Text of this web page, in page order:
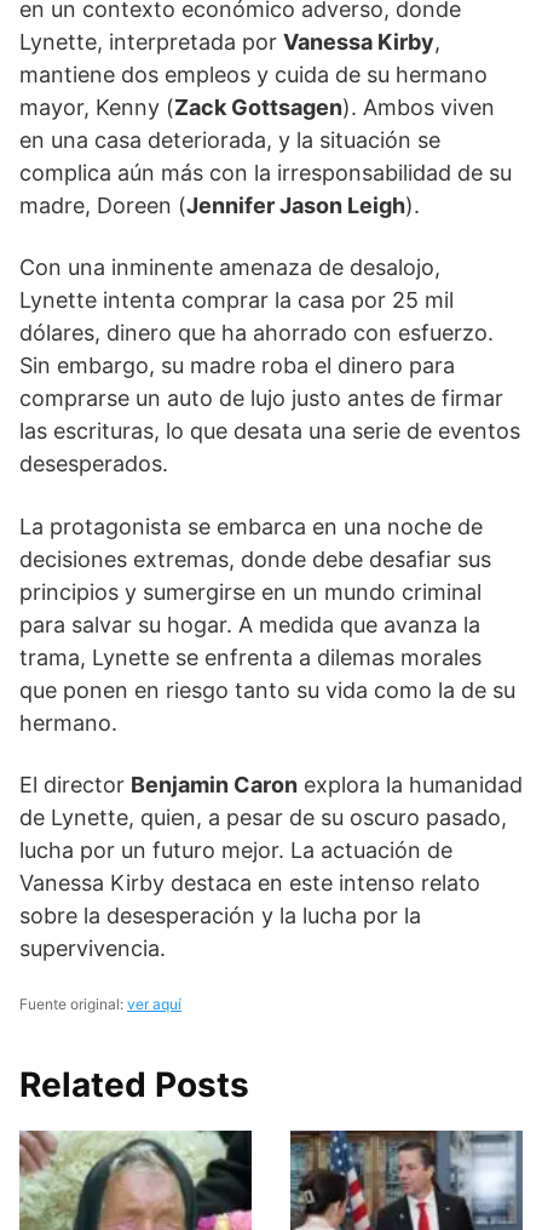
en un contexto económico adverso, donde
Lynette, interpretada por Vanessa Kirby,
mantiene dos empleos y cuida de su hermano
mayor, Kenny (Zack Gottsagen). Ambos viven
en una casa deteriorada, y la situación se
complica aún más con la irresponsabilidad de su
madre, Doreen (Jennifer Jason Leigh).
Con una inminente amenaza de desalojo,
Lynette intenta comprar la casa por 25 mil
dólares, dinero que ha ahorrado con esfuerzo.
Sin embargo, su madre roba el dinero para
comprarse un auto de lujo justo antes de firmar
las escrituras, lo que desata una serie de eventos
desesperados.
La protagonista se embarca en una noche de
decisiones extremas, donde debe desafiar sus
principios y sumergirse en un mundo criminal
para salvar su hogar. A medida que avanza la
trama, Lynette se enfrenta a dilemas morales
que ponen en riesgo tanto su vida como la de su
hermano.
El director Benjamin Caron explora la humanidad
de Lynette, quien, a pesar de su oscuro pasado,
lucha por un futuro mejor. La actuación de
Vanessa Kirby destaca en este intenso relato
sobre la desesperación y la lucha por la
supervivencia.
Fuente original: ver aquí
Related Posts